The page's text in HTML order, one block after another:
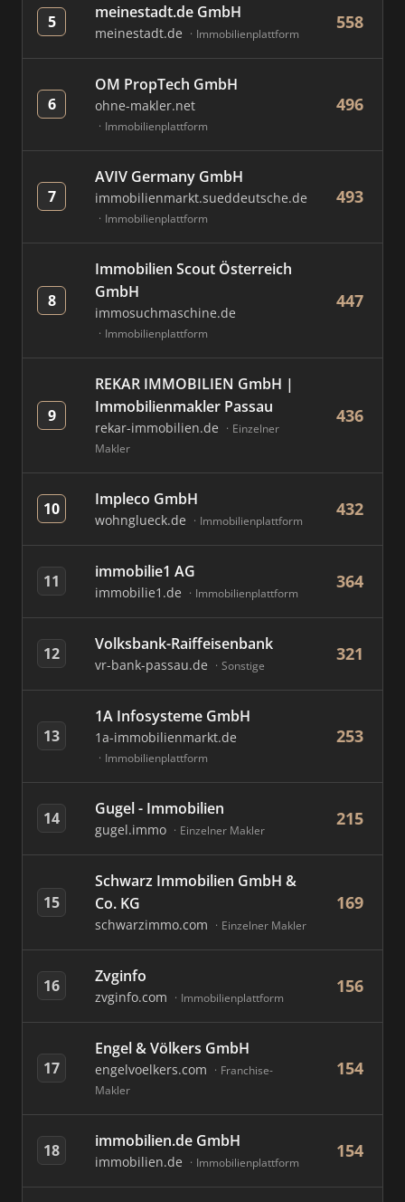
5 meinestadt.de GmbH
meinestadt.de Immobilienplattform
558
6
OM PropTech GmbH
ohne-makler.net
Immobilienplattform
496
7
AVIV Germany GmbH
immobilienmarkt.sueddeutsche.de
Immobilienplattform
493
8
Immobilien Scout Österreich
GmbH
immosuchmaschine.de
Immobilienplattform
447
9
REKAR IMMOBILIEN GmbH |
Immobilienmakler Passau
rekar-immobilien.de
Einzelner
Makler
436
10 Impleco GmbH
wohnglueck.de Immobilienplattform
432
11 immobilie1 AG
immobilie1.de Immobilienplattform
364
12 Volksbank-Raiffeisenbank
vr-bank-passau.de Sonstige
321
13
1A Infosysteme GmbH
1a-immobilienmarkt.de
Immobilienplattform
253
14 Gugel - Immobilien
gugel.immo Einzelner Makler
215
15
Schwarz Immobilien GmbH &
Co. KG
schwarzimmo.com Einzelner Makler
169
16 Zvginfo
zvginfo.com Immobilienplattform
156
17
Engel & Völkers GmbH
engelvoelkers.com
Franchise-
Makler
154
18 immobilien.de GmbH
immobilien.de Immobilienplattform
154